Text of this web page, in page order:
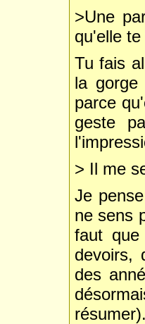
>Une
qu'elle
Tu fais
la
parce
geste
> Il me
Je
ne sens
faut
devoirs,
des
résumer).